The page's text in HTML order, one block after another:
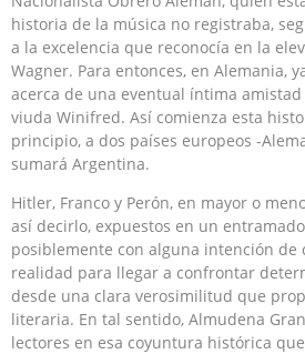
historia de la música no registraba,
a la excelencia que reconocía en la
Wagner. Para entonces, en Alemania,
acerca de una eventual íntima
viuda Winifred. Así comienza esta
principio, a dos países europeos -
sumará Argentina.
Hitler, Franco y Perón, en mayor o
así decirlo, expuestos en un
posiblemente con alguna intención de
realidad para llegar a confrontar
desde una clara verosimilitud que
literaria. En tal sentido, Almudena
lectores en esa coyuntura histórica